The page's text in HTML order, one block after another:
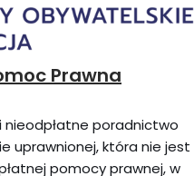
Prawna
poradnictwo
uprawnionej, która nie jest
pomocy prawnej, w